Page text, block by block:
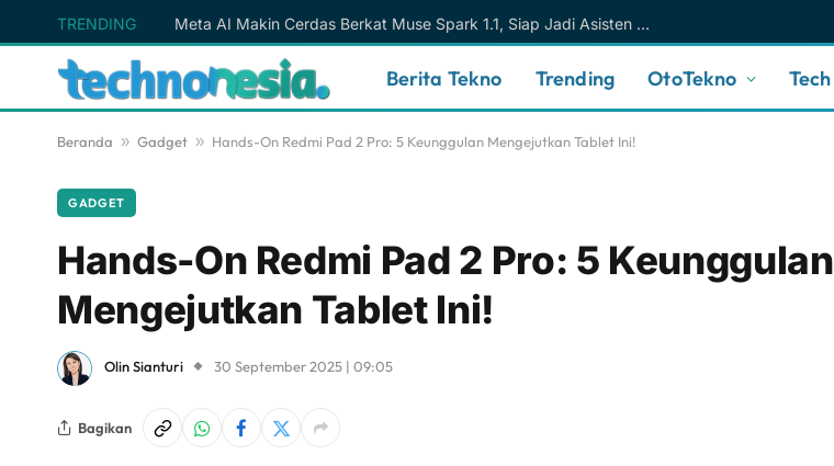
TRENDING Meta AI Makin Cerdas Berkat Muse Spark 1.1, Siap Jadi Asisten AI Personal yang Lebih Intuitif
Berita Tekno Trending OtoTekno Tech
Beranda » Gadget » Hands-On Redmi Pad 2 Pro: 5 Keunggulan Mengejutkan Tablet Ini!
GADGET
Hands-On Redmi Pad 2 Pro: 5 Keunggulan
Mengejutkan Tablet Ini!
Olin Sianturi 30 September 2025 | 09:05
Bagikan